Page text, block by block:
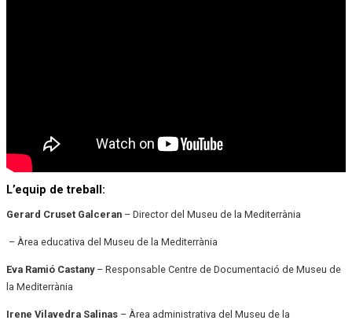
L’equip de treball:
Gerard Cruset Galceran – Director del Museu de la Mediterrània
– Àrea educativa del Museu de la Mediterrània
Eva Ramió Castany– Responsable Centre de Documentació de Museu de
la Mediterrània
Irene Vilavedra Salinas – Àrea administrativa del Museu de la